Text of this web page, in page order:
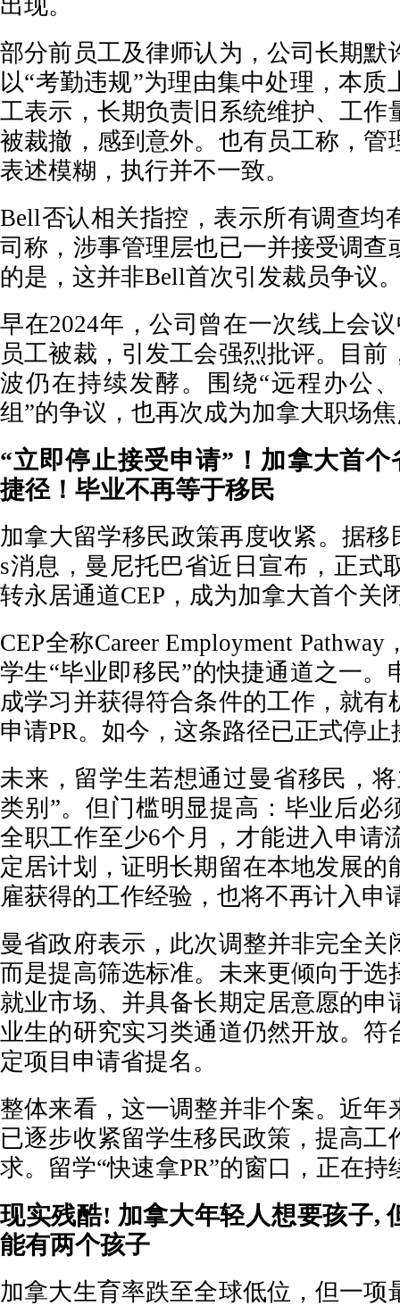
出现。
部分前员工及律师认为，公司长期默
以“考勤违规”为理由集中处理，本质
工表示，长期负责旧系统维护、工作
被裁撤，感到意外。也有员工称，管
表述模糊，执行并不一致。
Bell否认相关指控，表示所有调查均
司称，涉事管理层也已一并接受调查
的是，这并非Bell首次引发裁员争议
早在2024年，公司曾在一次线上会
员工被裁，引发工会强烈批评。目前
波仍在持续发酵。围绕“远程办公
组”的争议，也再次成为加拿大职场
“立即停止接受申请”！加拿大首
捷径！毕业不再等于移民
加拿大留学移民政策再度收紧。据移
s消息，曼尼托巴省近日宣布，正式
转永居通道CEP，成为加拿大首个关
CEP全称Career Employment
学生“毕业即移民”的快捷通道之一。
成学习并获得符合条件的工作，就有
申请PR。如今，这条路径已正式停
未来，留学生若想通过曼省移民，
类别”。但门槛明显提高：毕业后必
全职工作至少6个月，才能进入申请
定居计划，证明长期留在本地发展的
雇获得的工作经验，也将不再计入申
曼省政府表示，此次调整并非完全关
而是提高筛选标准。未来更倾向于选
就业市场、并具备长期定居意愿的申
业生的研究实习类通道仍然开放。符
定项目申请省提名。
整体来看，这一调整并非个案。近年
已逐步收紧留学生移民政策，提高工
求。留学“快速拿PR”的窗口，正在持
现实残酷! 加拿大年轻人想要孩子,
能有两个孩子
加拿大生育率跌至全球低位，但一项